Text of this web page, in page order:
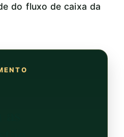
do fluxo de caixa da